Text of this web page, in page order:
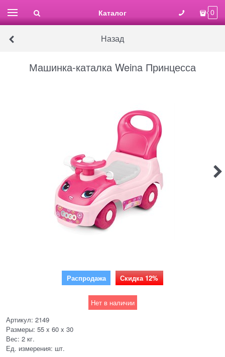
Каталог 0
Назад
Машинка-каталка Weina Принцесса
Распродажа Скидка 12%
Нет в наличии
Артикул: 2149
Размеры: 55 x 60 x 30
Вес: 2 кг.
Ед. измерения: шт.